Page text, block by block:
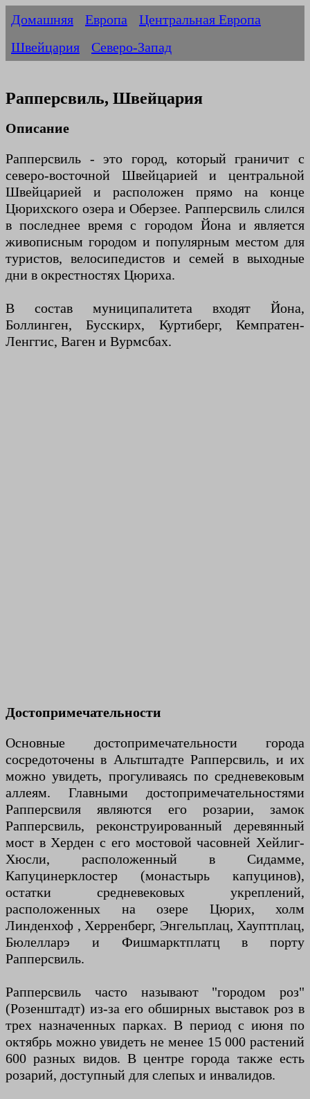
Домашняя Европа
Центральная Европа
Швейцария
Северо-Запад
Рапперсвиль, Швейцария
Описание
Рапперсвиль - это город, который граничит с
северо-восточной Швейцарией и центральной
Швейцарией и расположен прямо на конце
Цюрихского озера и Оберзее. Рапперсвиль слился
в последнее время с городом Йона и является
живописным городом и популярным местом для
туристов, велосипедистов и семей в выходные
дни в окрестностях Цюриха.
В состав муниципалитета входят Йона,
Боллинген, Бусскирх, Куртиберг, Кемпратен-
Ленггис, Ваген и Вурмсбах.
Достопримечательности
Основные достопримечательности города
сосредоточены в Альтштадте Рапперсвиль, и их
можно увидеть, прогуливаясь по средневековым
аллеям. Главными достопримечательностями
Рапперсвиля являются его розарии, замок
Рапперсвиль, реконструированный деревянный
мост в Херден с его мостовой часовней Хейлиг-
Хюсли, расположенный в Сидамме,
Капуцинерклостер (монастырь капуцинов),
остатки средневековых укреплений,
расположенных на озере Цюрих, холм
Линденхоф , Херренберг, Энгельплац, Хауптплац,
Бюлелларэ и Фишмарктплатц в порту
Рапперсвиль.
Рапперсвиль часто называют "городом роз"
(Розенштадт) из-за его обширных выставок роз в
трех назначенных парках. В период с июня по
октябрь можно увидеть не менее 15 000 растений
600 разных видов. В центре города также есть
розарий, доступный для слепых и инвалидов.